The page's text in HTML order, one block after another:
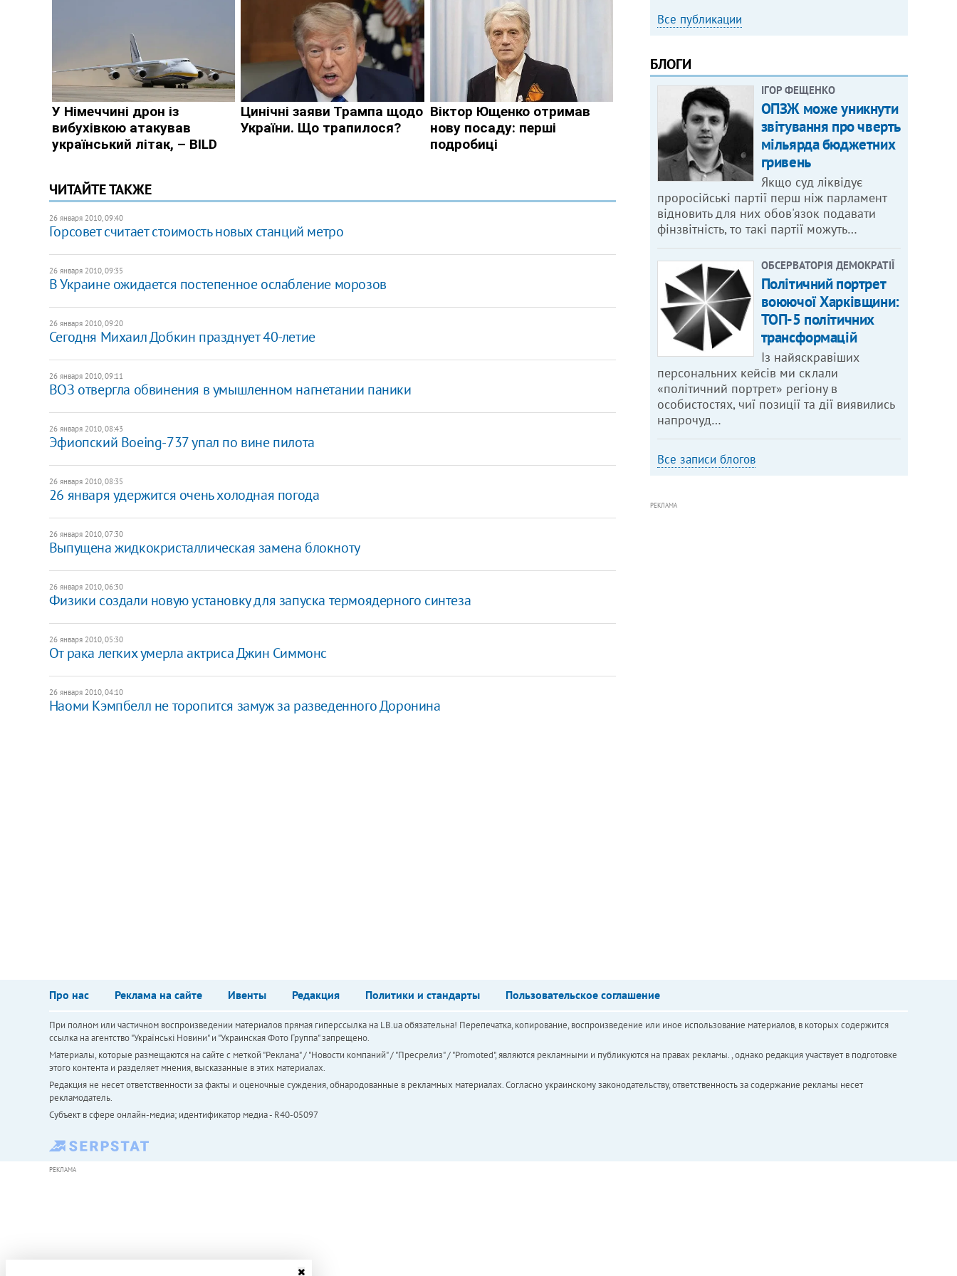
ЧИТАЙТЕ ТАКЖЕ
26 января 2010, 09:40
Горсовет считает стоимость новых станций метро
26 января 2010, 09:35
В Украине ожидается постепенное ослабление морозов
26 января 2010, 09:20
Сегодня Михаил Добкин празднует 40-летие
26 января 2010, 09:11
ВОЗ отвергла обвинения в умышленном нагнетании паники
26 января 2010, 08:43
Эфиопский Boeing-737 упал по вине пилота
26 января 2010, 08:35
26 января удержится очень холодная погода
26 января 2010, 07:30
Выпущена жидкокристаллическая замена блокноту
26 января 2010, 06:30
Физики создали новую установку для запуска термоядерного синтеза
26 января 2010, 05:30
От рака легких умерла актриса Джин Симмонс
26 января 2010, 04:10
Наоми Кэмпбелл не торопится замуж за разведенного Доронина
Все публикации
БЛОГИ
ІГОР ФЕЩЕНКО
ОПЗЖ може уникнути
звітування про чверть
мільярда бюджетних
гривень
Якщо суд ліквідує
проросійські партії перш ніж парламент
відновить для них обов'язок подавати
фінзвітність, то такі партії можуть…
ОБСЕРВАТОРІЯ ДЕМОКРАТІЇ
Політичний портрет
воюючої Харківщини:
ТОП-5 політичних
трансформацій
Із найяскравіших
персональних кейсів ми склали
«політичний портрет» регіону в
особистостях, чиї позиції та дії виявились
напрочуд…
Все записи блогов
РЕКЛАМА
Про нас Реклама на сайте Ивенты Редакция Политики и стандарты Пользовательское соглашение
При полном или частичном воспроизведении материалов прямая гиперссылка на LB.ua обязательна! Перепечатка, копирование, воспроизведение или иное использование материалов, в которых содержится
ссылка на агентство "Українськi Новини" и "Украинская Фото Группа" запрещено.
Материалы, которые размещаются на сайте с меткой "Реклама" / "Новости компаний" / "Пресрелиз" / "Promoted", являются рекламными и публикуются на правах рекламы. , однако редакция участвует в подготовке
этого контента и разделяет мнения, высказанные в этих материалах.
Редакция не несет ответственности за факты и оценочные суждения, обнародованные в рекламных материалах. Согласно украинскому законодательству, ответственность за содержание рекламы несет
рекламодатель.
Субъект в сфере онлайн-медиа; идентификатор медиа - R40-05097
РЕКЛАМА